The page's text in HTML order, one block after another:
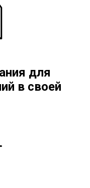
для
в своей